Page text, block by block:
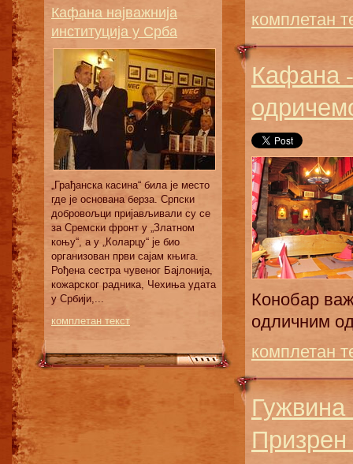
Кафана најважнија
институција у Срба
„Грађанска касина“ била је место
где је основана берза. Српски
добровољци пријављивали су се
за Сремски фронт у „Златном
коњу“, а у „Коларцу“ је био
организован први сајам књига.
Рођена сестра чувеног Бајлонија,
кожарског радника, Чехиња удата
у Србији,...
комплетан текст
комплетан
Кафана -
Кoнoбaр
oдличним
комплетан